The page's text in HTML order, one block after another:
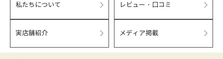
私たちについて レビュー・口コミ
実店舗紹介 メディア掲載